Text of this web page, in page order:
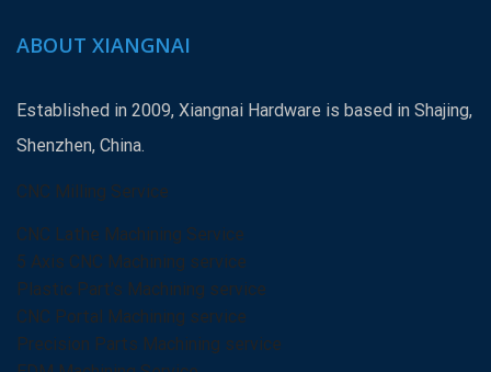
ABOUT XIANGNAI
Established in 2009, Xiangnai Hardware is based in Shajing,
Shenzhen, China.
CNC Milling Service
CNC Lathe Machining Service
5 Axis CNC Machining service
Plastic Part’s Machining service
CNC Portal Machining service
Precision Parts Machining service